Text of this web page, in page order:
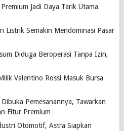
Jadi Daya Tarik Utama
Listrik Semakin Mendominasi Pasar
Diduga Beroperasi Tanpa Izin,
Valentino Rossi Masuk Bursa
Pemesanannya, Tawarkan
Fitur Premium
Otomotif, Astra Siapkan